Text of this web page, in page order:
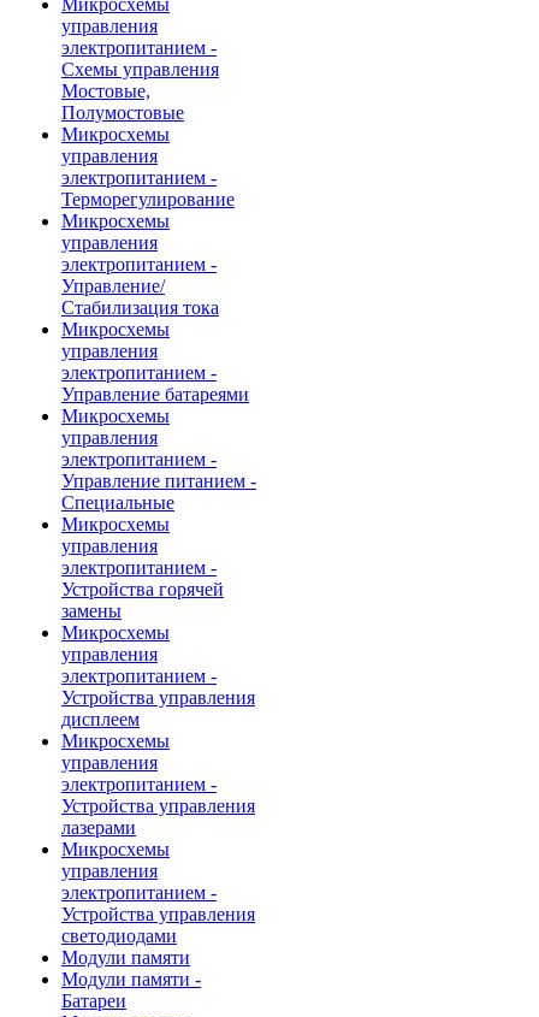
Микросхемы
управления
электропитанием -
Схемы управления
Мостовые,
Полумостовые
Микросхемы
управления
электропитанием -
Терморегулирование
Микросхемы
управления
электропитанием -
Управление/
Стабилизация тока
Микросхемы
управления
электропитанием -
Управление батареями
Микросхемы
управления
электропитанием -
Управление питанием -
Специальные
Микросхемы
управления
электропитанием -
Устройства горячей
замены
Микросхемы
управления
электропитанием -
Устройства управления
дисплеем
Микросхемы
управления
электропитанием -
Устройства управления
лазерами
Микросхемы
управления
электропитанием -
Устройства управления
светодиодами
Модули памяти
Модули памяти -
Батареи